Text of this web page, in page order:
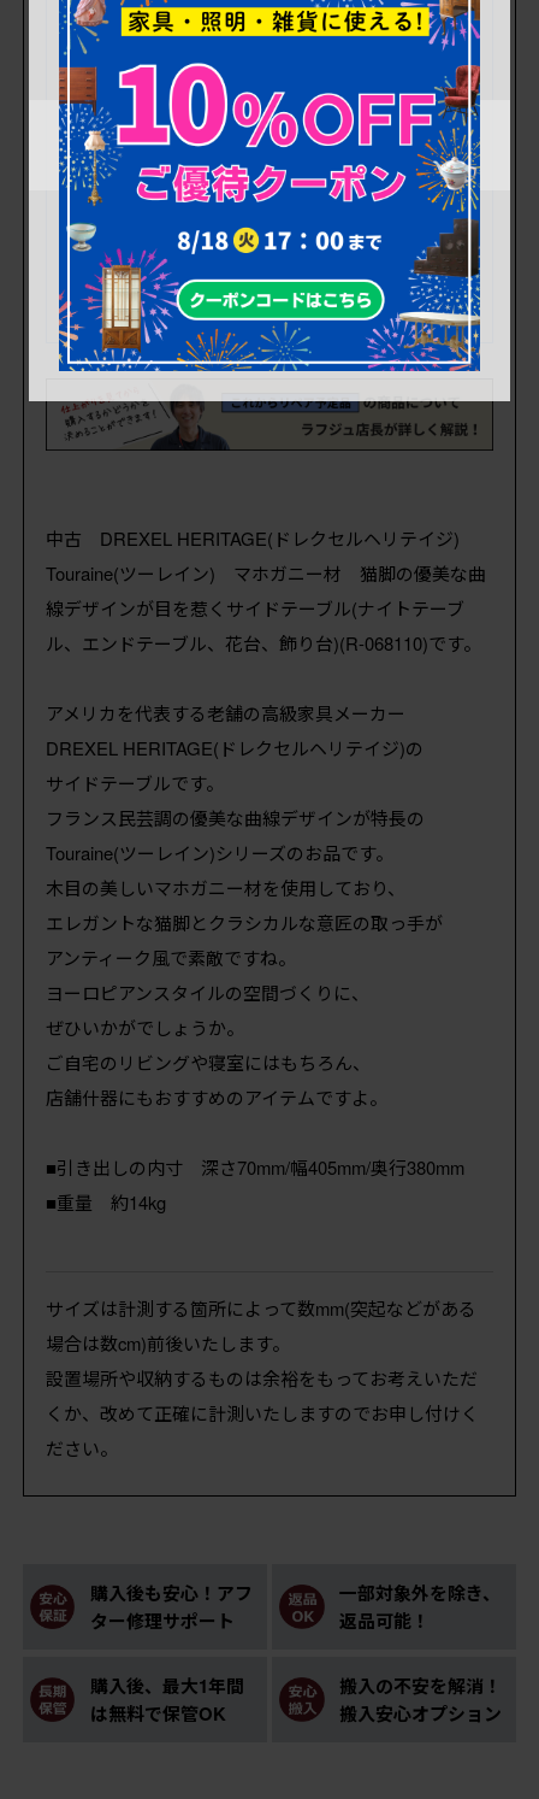
中古 DREXEL HERITAGE(ドレクセルヘリテイジ)
Touraine(ツーレイン) マホガニー材 猫脚の優美な曲
線デザインが目を惹くサイドテーブル(ナイトテーブ
ル、エンドテーブル、花台、飾り台)(R-068110)です。
アメリカを代表する老舗の高級家具メーカー
DREXEL HERITAGE(ドレクセルヘリテイジ)の
サイドテーブルです。
フランス民芸調の優美な曲線デザインが特長の
Touraine(ツーレイン)シリーズのお品です。
木目の美しいマホガニー材を使用しており、
エレガントな猫脚とクラシカルな意匠の取っ手が
アンティーク風で素敵ですね。
ヨーロピアンスタイルの空間づくりに、
ぜひいかがでしょうか。
ご自宅のリビングや寝室にはもちろん、
店舗什器にもおすすめのアイテムですよ。
■引き出しの内寸 深さ70mm/幅405mm/奥行380mm
■重量 約14kg
サイズは計測する箇所によって数mm(突起などがある
場合は数cm)前後いたします。
設置場所や収納するものは余裕をもってお考えいただ
くか、改めて正確に計測いたしますのでお申し付けく
ださい。
購入後も安心！アフ
ター修理サポート
一部対象外を除き、
返品可能！
購入後、最大1年間
は無料で保管OK
搬入の不安を解消！
搬入安心オプション